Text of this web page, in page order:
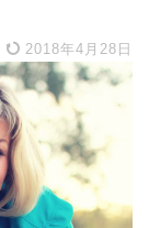
2018年4月28日